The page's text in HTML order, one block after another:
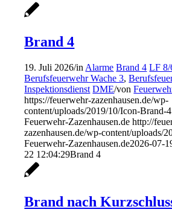
Brand 4
19. Juli 2026/in Alarme Brand 4 LF 8/
Berufsfeuerwehr Wache 3,
Inspektionsdienst DME/von
https://feuerwehr-zazenhausen.de/wp-
content/uploads/2019/10/Icon-Brand-
Feuerwehr-Zazenhausen.de http://
zazenhausen.de/wp-content/uploads/
Feuerwehr-Zazenhausen.de2026-07-
22 12:04:29Brand 4
Brand nach